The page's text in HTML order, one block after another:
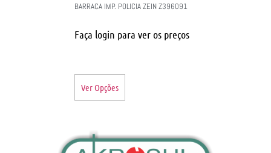
BARRACA IMP. POLICIA ZEIN Z396091
Faça login para ver os preços
Ver Opções